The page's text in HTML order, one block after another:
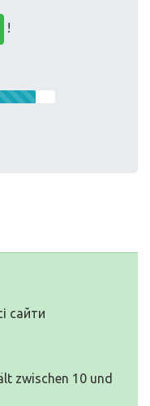
!
сайти
zwischen 10 und